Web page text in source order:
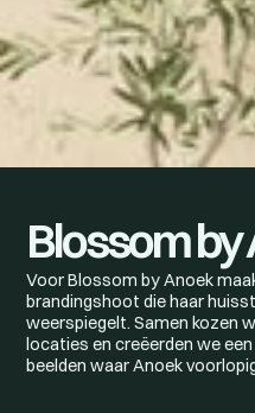
Blossom
Voor Blossom by Anoek
brandingshoot die haar
weerspiegelt. Samen kozen
locaties en creëerden we
beelden waar Anoek